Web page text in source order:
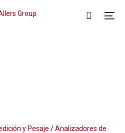
y Pesaje /Analizadores de